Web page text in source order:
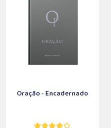
Oração - Encadernado